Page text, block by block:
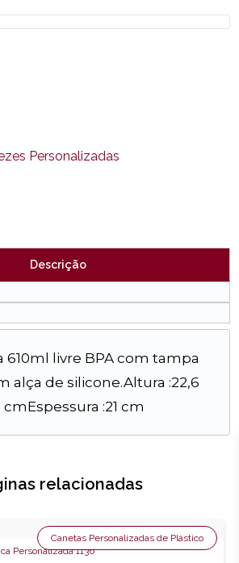
Personalizadas
Descrição
610ml livre BPA com tampa
alça de silicone.Altura :22,6
:21 cm
relacionadas
Canetas Personalizadas de Plástico